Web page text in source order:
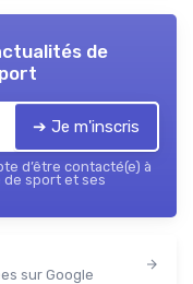
de
➔ Je m'inscris
d’être contacté(e) à
de sport et ses
sur Google